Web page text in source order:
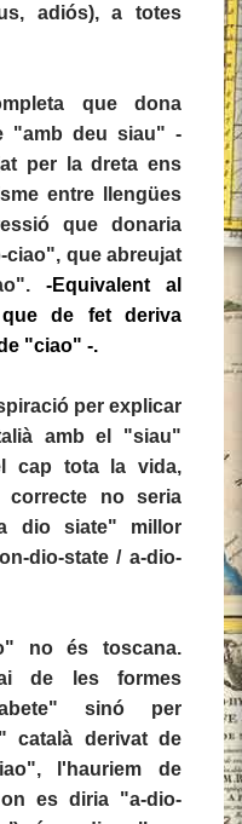
adiós), a totes
que dona
"amb deu siau" -
per la dreta ens
entre llengües
que donaria
que abreujat
-Equivalent al
de fet deriva
"ciao" -.
per explicar
amb el "siau"
cap tota la vida,
correcte no seria
dio siate" millor
dio-state / a-dio-
no és toscana.
de les formes
sinó per
català derivat de
l'hauriem de
es diria "a-dio-